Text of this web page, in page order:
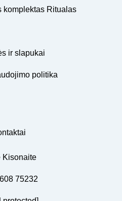
komplektas Ritualas
ir slapukai
politika
Kisonaite
75232